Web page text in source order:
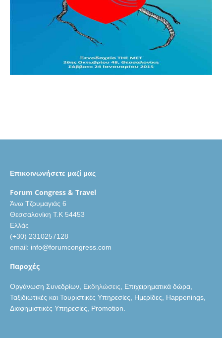
Επικοινωνήσετε μαζί μας
Forum Congress & Travel
Άνω Τζουμαγιάς 6
Θεσσαλονίκη T.K 54453
Ελλάς
(+30) 2310257128
email: info@forumcongress.com
Παροχές
Οργάνωση Συνεδρίων, Εκδηλώσεις , Επιχειρηματικά δώρα,
Ταξιδιωτικές και Τουριστικές Υπηρεσίες, Ημερίδες, Happenings,
Διαφημιστικές Υπηρεσίες, Promotion.